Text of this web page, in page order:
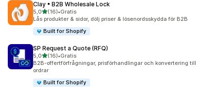
Clay • B2B Wholesale Lock
5,0av 5 stjärnor
(16)
16 recensioner totalt
•Gratis
Lås produkter & sidor, dölj priser & lösenordsskydda för B2B
Built for Shopify
SP Request a Quote (RFQ)
5,0av 5 stjärnor
(16)
16 recensioner totalt
•Gratis
B2B-offertförfrågningar, prisförhandlingar och konvertering till
ordrar
Built for Shopify